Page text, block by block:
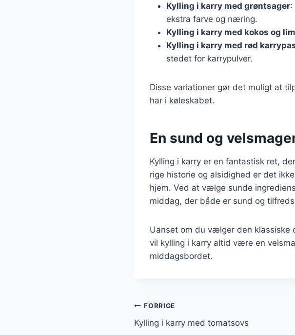
Kylling i karry med grøntsager:
ekstra farve og næring.
Kylling i karry med kokos og
Kylling i karry med rød
stedet for karrypulver.
Disse variationer gør det muligt at
har i køleskabet.
En sund og
Kylling i karry er en fantastisk ret,
rige historie og alsidighed er det
hjem. Ved at vælge sunde
middag, der både er sund og
Uanset om du vælger den klassiske
vil kylling i karry altid være en
middagsbordet.
Indlægsnavigation
FORRIGE
Kylling i karry med tomatsovs